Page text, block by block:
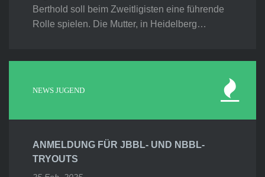
Berthold soll beim Zweitligisten eine führende
Rolle spielen. Die Mutter, in Heidelberg…
NEWS JUGEND
ANMELDUNG FÜR JBBL- UND NBBL-
TRYOUTS